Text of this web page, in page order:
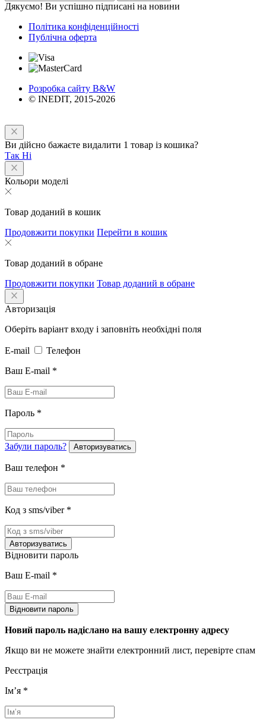
Дякуємо! Ви успішно підписані на новини
Політика конфіденційності
Публічна оферта
Розробка сайту B&W
© INEDIT, 2015-2026
Ви дійсно бажаєте видалити 1 товар із кошика?
Так Ні
Кольори моделі
Товар доданий в кошик
Продовжити покупки Перейти в кошик
Товар доданий в обране
Продовжити покупки Товар доданий в обране
Авторизація
Оберіть варіант входу і заповніть необхідні поля
E-mail
Телефон
Ваш E-mail *
Пароль *
Забули пароль? Авторизуватись
Ваш телефон *
Код з sms/viber *
Авторизуватись
Відновити пароль
Ваш E-mail *
Відновити пароль
Новий пароль надіслано на вашу електронну адресу
Якщо ви не можете знайти електронний лист, перевірте спам
Реєстрація
Імʼя *